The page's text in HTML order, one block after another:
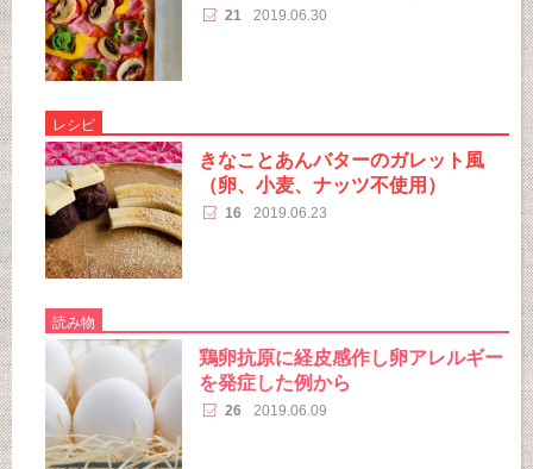
21 2019.06.30
レシピ
きなことあんバターのガレット風
（卵、小麦、ナッツ不使用）
16 2019.06.23
読み物
鶏卵抗原に経皮感作し卵アレルギー
を発症した例から
26 2019.06.09